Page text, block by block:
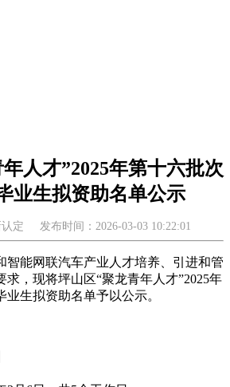
人才”2025年第十六批次
业生拟资助名单公示
定 发布时间：2026-03-03 10:22:01
智能网联汽车产业人才培养、引进和管
，现将坪山区“聚龙青年人才”2025年
生拟资助名单予以公示。